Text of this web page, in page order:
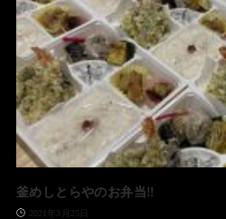
釜めしとらやのお弁当‼️
2021年3月25日